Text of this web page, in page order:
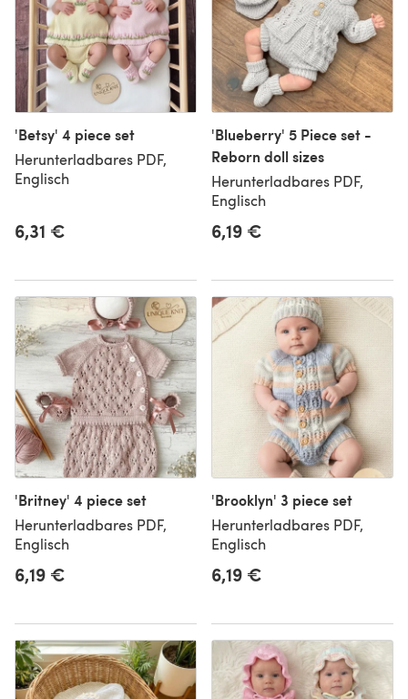
'Betsy' 4 piece set
Herunterladbares PDF,
Englisch
6,31 €
'Blueberry' 5 Piece set -
Reborn doll sizes
Herunterladbares PDF,
Englisch
6,19 €
'Britney' 4 piece set
Herunterladbares PDF,
Englisch
6,19 €
'Brooklyn' 3 piece set
Herunterladbares PDF,
Englisch
6,19 €